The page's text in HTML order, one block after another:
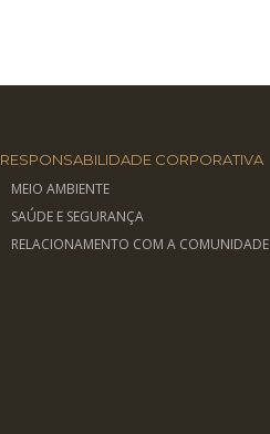
RESPONSABILIDADE CORPORATIVA
MEIO AMBIENTE
SAÚDE E SEGURANÇA
RELACIONAMENTO COM A COMUNIDADE